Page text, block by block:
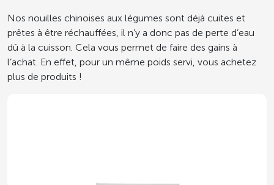
Nos nouilles chinoises aux légumes sont déjà cuites et
prêtes à être réchauffées, il n’y a donc pas de perte d’eau
dû à la cuisson. Cela vous permet de faire des gains à
l’achat. En effet, pour un même poids servi, vous achetez
plus de produits !